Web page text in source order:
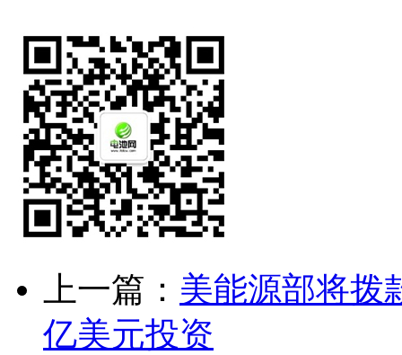
上一篇： 美能源部将拨
亿美元投资